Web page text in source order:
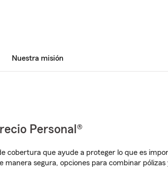
Nuestra misión
Personal®
cobertura que ayude a proteger lo que es
segura, opciones para combinar